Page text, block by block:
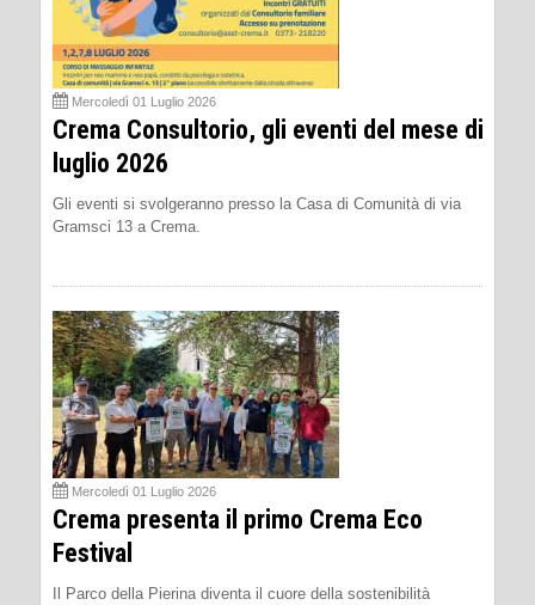
Mercoledì 01 Luglio 2026
Crema Consultorio, gli eventi del mese di
luglio 2026
Gli eventi si svolgeranno presso la Casa di Comunità di via
Gramsci 13 a Crema.
Mercoledì 01 Luglio 2026
Crema presenta il primo Crema Eco
Festival
Il Parco della Pierina diventa il cuore della sostenibilità